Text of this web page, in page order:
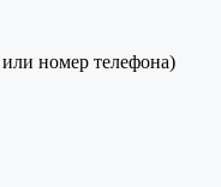
номер телефона)